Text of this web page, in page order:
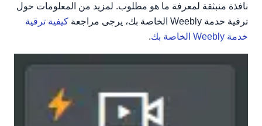
نافذة منبثقة لمعرفة ما هو مطلوب. لمزيد من المعلومات حول
ترقية خدمة Weebly الخاصة بك، يرجى مراجعة
كيفية ترقية
خدمة Weebly الخاصة بك
.